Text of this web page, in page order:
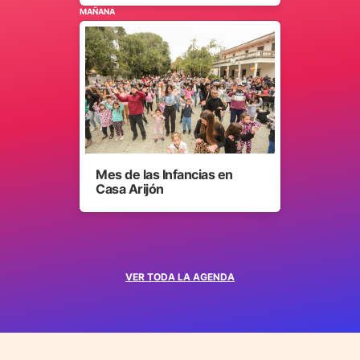
VER TODA LA AGENDA
MAÑANA
Mes de las Infancias en
Casa Arijón